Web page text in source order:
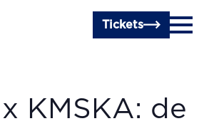
Tickets
KMSKA: de